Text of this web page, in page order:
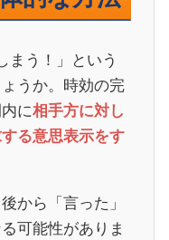
まう！」という
うか。時効の完
に相手方に対し
る意思表示をす
から「言った」
可能性がありま